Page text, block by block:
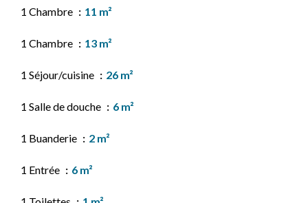
1 Chambre 11 m²
1 Chambre 13 m²
1 Séjour/cuisine 26 m²
1 Salle de douche 6 m²
1 Buanderie 2 m²
1 Entrée 6 m²